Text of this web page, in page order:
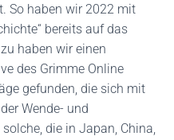
So haben wir 2022 mit
bereits auf das
haben wir einen
des Grimme Online
gefunden, die sich mit
Wende- und
die in Japan, China,